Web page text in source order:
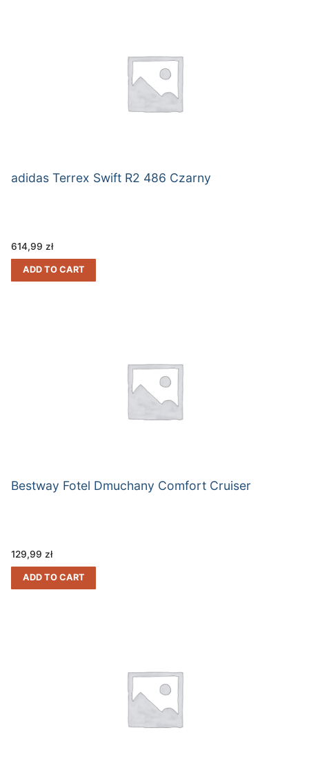
adidas Terrex Swift R2 486 Czarny
614,99 zł
ADD TO CART
Bestway Fotel Dmuchany Comfort Cruiser
129,99 zł
ADD TO CART